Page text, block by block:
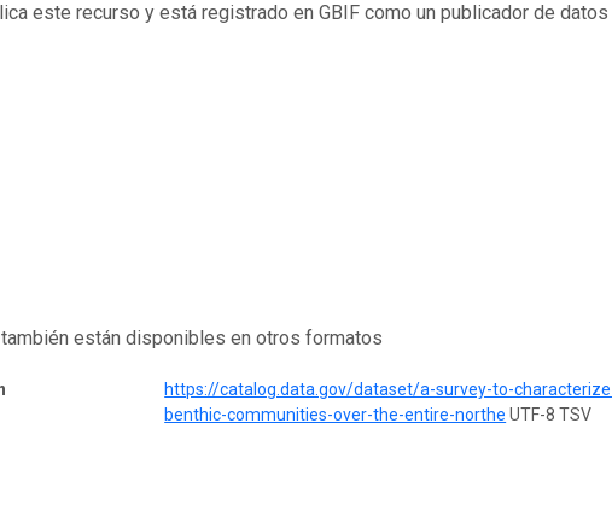
este recurso y está registrado en GBIF como un publicador de
están disponibles en otros formatos
https://catalog.data.gov/dataset/a-survey-to-
benthic-communities-over-the-entire-northe UTF-8 TSV